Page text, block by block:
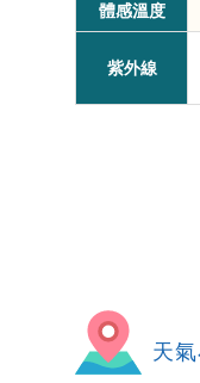
體感溫度
紫外線
天